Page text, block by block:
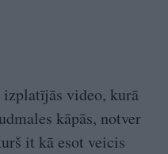
video, kurā
kāpās, notver
it kā esot veicis